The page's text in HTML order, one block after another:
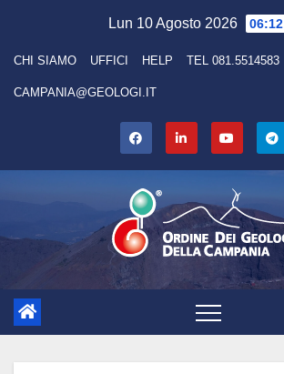
content
Lun 10 Agosto 2026 06:12
CHI SIAMO UFFICI HELP TEL 081.5514583
CAMPANIA@GEOLOGI.IT